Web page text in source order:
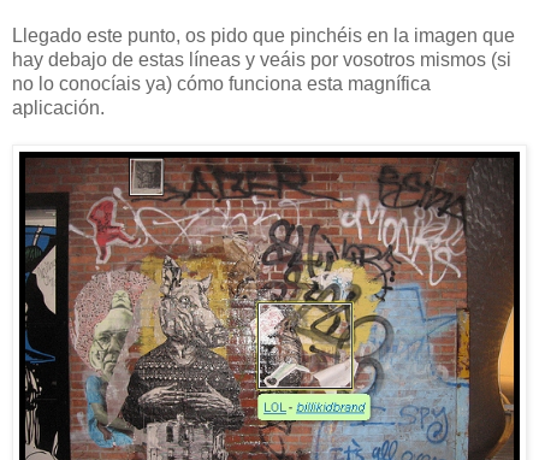
Llegado este punto, os pido que pinchéis en la imagen que
hay debajo de estas líneas y veáis por vosotros mismos (si
no lo conocíais ya) cómo funciona esta magnífica
aplicación.